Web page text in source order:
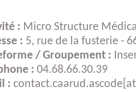
Partenaires
ProspectSaso
Indicateurs
: Micro Structure
: 5, rue de la fusterie -
/ Groupement :
: 04.68.66.30.39
: